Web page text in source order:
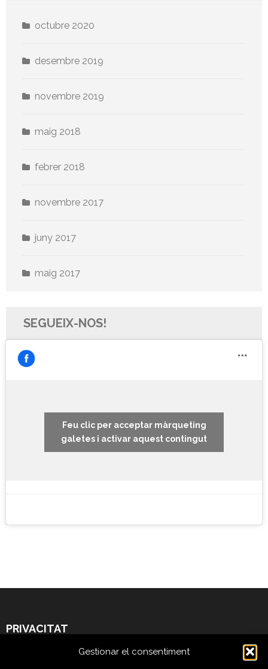
Gestionar el consentiment
octubre 2020
desembre 2019
novembre 2019
maig 2018
febrer 2018
novembre 2017
juny 2017
maig 2017
SEGUEIX-NOS!
Feu clic per acceptar màrqueting
galetes i activar aquest contingut
PRIVACITAT
Legal Warning